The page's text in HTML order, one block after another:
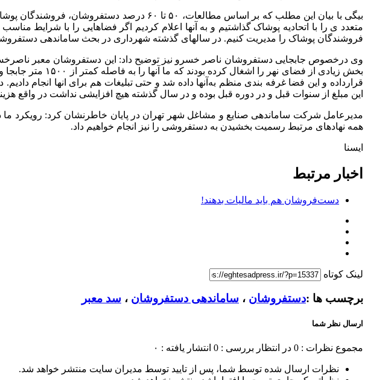
متعدد ی را با اتحادیه پوشاک گذاشتیم و به آنها اعلام کردیم اگر فضاهایی را با
فروشندگان پوشاک را مدیریت کنیم. در سالهای گذشته شهرداری در بحث ساماندهی
وی درخصوص جابجایی دستفروشان ناصر خسرو نیز توضیح داد: این دستفروشان معبر
بخش زیادی از
این مبلغ از سنوات قبل و در دوره قبل بوده و در سال گذشته هیچ افزایشی نداشت در واقع
مدیرعامل شرکت ساماندهی صنایع و مشاغل شهر تهران در پایان خاطرنشان کرد: رویکرد
همه نهادهای مرتبط رسمیت بخشیدن به دستفروشی را نیز انجام خواهیم داد.
ایسنا
اخبار مرتبط
دست‌فروشان هم باید مالیات بدهند!
لینک کوتاه
برچسب ها :دستفروشان ، ساماندهی دستفروشان ، سد معبر
ارسال نظر شما
مجموع نظرات : 0 در انتظار بررسی : 0 انتشار یافته : ۰
نظرات ارسال شده توسط شما، پس از تایید توسط مدیران سایت منتشر خواهد شد.